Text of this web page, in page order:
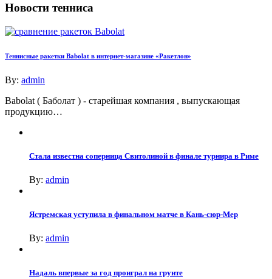
Новости тенниса
Теннисные ракетки Babolat в интернет-магазине «Ракетлон»
By: admin
Babolat ( Баболат ) - старейшая компания , выпускающая
продукцию…
Стала известна соперница Свитолиной в финале турнира в Риме
By: admin
Ястремская уступила в финальном матче в Кань-сюр-Мер
By: admin
Надаль впервые за год проиграл на грунте